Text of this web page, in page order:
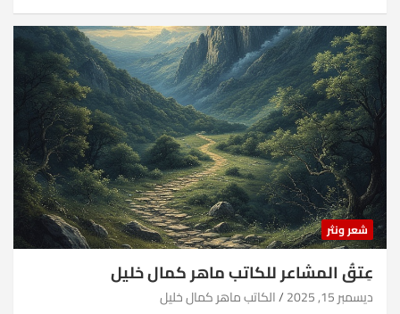
شعر ونثر
عِتقُ المشاعر للكاتب ماهر كمال خليل
ديسمبر 15, 2025 الكاتب ماهر كمال خليل